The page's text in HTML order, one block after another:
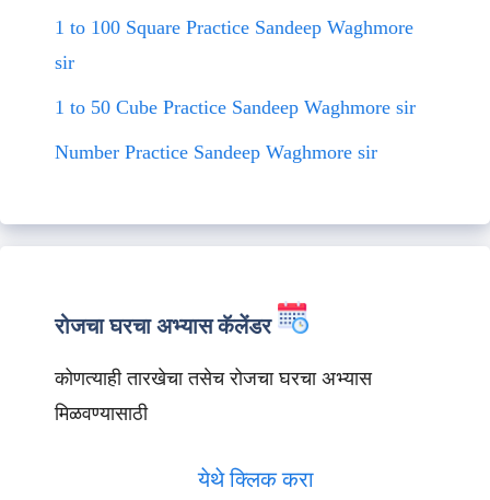
1 to 100 Square Practice Sandeep Waghmore
sir
1 to 50 Cube Practice Sandeep Waghmore sir
Number Practice Sandeep Waghmore sir
रोजचा घरचा अभ्यास कॅलेंडर
कोणत्याही तारखेचा तसेच रोजचा घरचा अभ्यास
मिळवण्यासाठी
येथे क्लिक करा